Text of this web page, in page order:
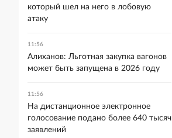
который шел на него в лобовую
атаку
11:56
Алиханов: Льготная закупка вагонов
может быть запущена в 2026 году
11:56
На дистанционное электронное
голосование подано более 640 тысяч
заявлений